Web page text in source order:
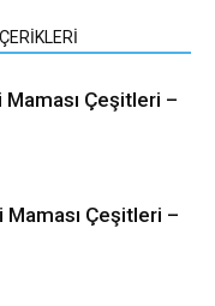
Maması Çeşitleri –
Maması Çeşitleri –